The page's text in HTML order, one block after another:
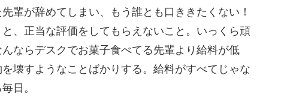
輩が辞めてしまい、もう誰とも口ききたくない！
、正当な評価をしてもらえないこと。いっくら頑
ならデスクでお菓子食べてる先輩より給料が低
壊すようなことばかりする。給料がすべてじゃな
日。